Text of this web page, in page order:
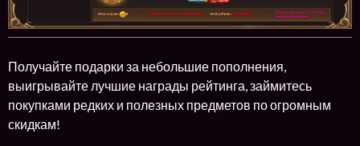
Получайте подарки за небольшие пополнения,
выигрывайте лучшие награды рейтинга, займитесь
покупками редких и полезных предметов по огромным
скидкам!